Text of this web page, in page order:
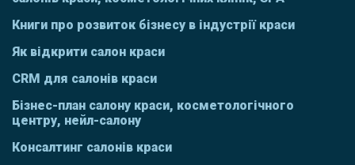
Книги про розвиток бізнесу в індустрії краси
Як відкрити салон краси
CRM для салонів краси
Бізнес-план салону краси, косметологічного
центру, нейл-салону
Консалтинг салонів краси